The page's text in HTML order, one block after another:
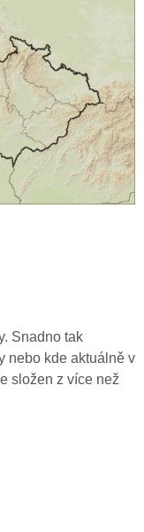
Snadno tak
nebo kde aktuálně v
složen z více než